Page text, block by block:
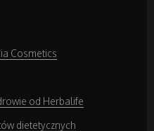
Cosmetics
od Herbalife
dietetycznych